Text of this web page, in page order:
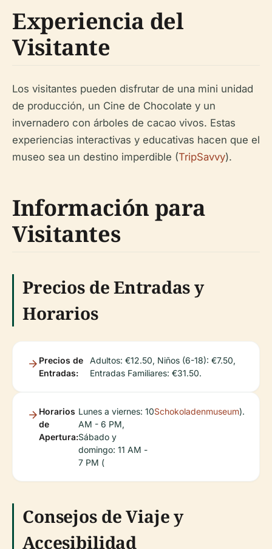
Experiencia del
Visitante
Los visitantes pueden disfrutar de una mini unidad
de producción, un Cine de Chocolate y un
invernadero con árboles de cacao vivos. Estas
experiencias interactivas y educativas hacen que el
museo sea un destino imperdible (TripSavvy).
Información para
Visitantes
Precios de Entradas y
Horarios
Precios de
Entradas:
Adultos: €12.50, Niños (6-18): €7.50,
Entradas Familiares: €31.50.
Horarios
de
Apertura:
Lunes a viernes: 10
AM - 6 PM,
Sábado y
domingo: 11 AM -
7 PM (
Schokoladenmuseum).
Consejos de Viaje y
Accesibilidad